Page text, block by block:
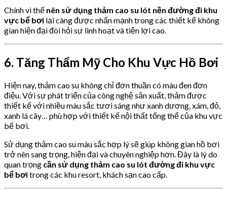
Chính vì thế nên sử dụng thảm cao su lót nền đường đi khu
vực bể bơi lại càng được nhấn mạnh trong các thiết kế không
gian hiện đại đòi hỏi sự linh hoạt và tiện lợi cao.
6. Tăng Thẩm Mỹ Cho Khu Vực Hồ Bơi
Hiện nay, thảm cao su không chỉ đơn thuần có màu đen đơn
điệu. Với sự phát triển của công nghệ sản xuất, thảm được
thiết kế với nhiều màu sắc tươi sáng như xanh dương, xám, đỏ,
xanh lá cây… phù hợp với thiết kế nội thất tổng thể của khu vực
bể bơi.
Sử dụng thảm cao su màu sắc hợp lý sẽ giúp không gian hồ bơi
trở nên sang trọng, hiện đại và chuyên nghiệp hơn. Đây là lý do
quan trọng cần sử dụng thảm cao su lót đường đi khu vực
bể bơitrong các khu resort, khách sạn cao cấp.